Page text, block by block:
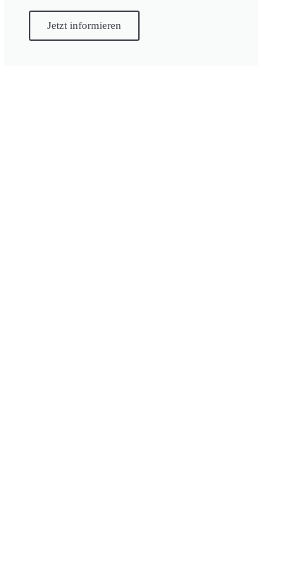
Jetzt informieren